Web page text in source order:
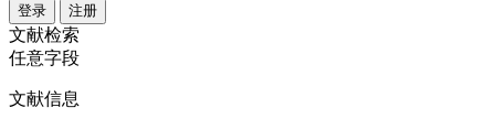
登录 注册
文献检索
任意字段
文献信息